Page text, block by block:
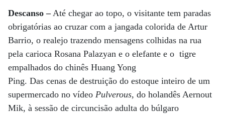
Descanso –Até chegar ao topo, o visitante tem paradas
obrigatórias ao cruzar com a jangada colorida de Artur
Barrio, o realejo trazendo mensagens colhidas na rua
pela carioca Rosana Palazyan e o elefante e o tigre
empalhados do chinês Huang Yong
Ping. Das cenas de destruição do estoque inteiro de um
supermercado no vídeo Pulverous, do holandês Aernout
Mik, à sessão de circuncisão adulta do búlgaro